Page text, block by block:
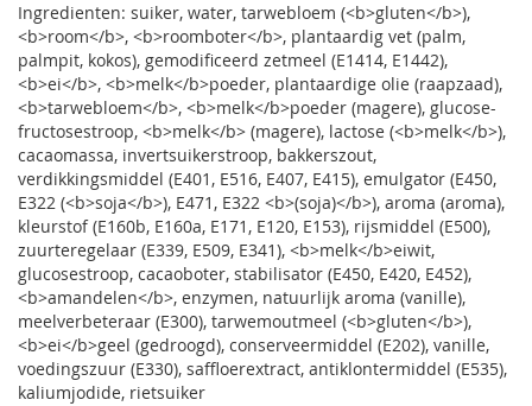
Ingredienten: suiker, water, tarwebloem (<b>gluten</b>),
<b>room</b>, <b>roomboter</b>, plantaardig vet (palm,
palmpit, kokos), gemodificeerd zetmeel (E1414, E1442),
<b>ei</b>, <b>melk</b>poeder, plantaardige olie (raapzaad),
<b>tarwebloem</b>, <b>melk</b>poeder (magere), glucose-
fructosestroop, <b>melk</b> (magere), lactose (<b>melk</b>),
cacaomassa, invertsuikerstroop, bakkerszout,
verdikkingsmiddel (E401, E516, E407, E415), emulgator (E450,
E322 (<b>soja</b>), E471, E322 <b>(soja)</b>), aroma (aroma),
kleurstof (E160b, E160a, E171, E120, E153), rijsmiddel (E500),
zuurteregelaar (E339, E509, E341), <b>melk</b>eiwit,
glucosestroop, cacaoboter, stabilisator (E450, E420, E452),
<b>amandelen</b>, enzymen, natuurlijk aroma (vanille),
meelverbeteraar (E300), tarwemoutmeel (<b>gluten</b>),
<b>ei</b>geel (gedroogd), conserveermiddel (E202), vanille,
voedingszuur (E330), saffloerextract, antiklontermiddel (E535),
kaliumjodide, rietsuiker